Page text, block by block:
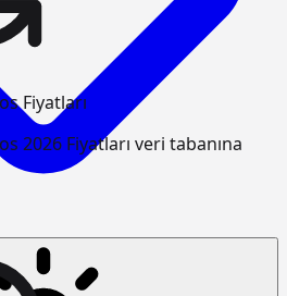
Fiyatları
2026 Fiyatları veri tabanına